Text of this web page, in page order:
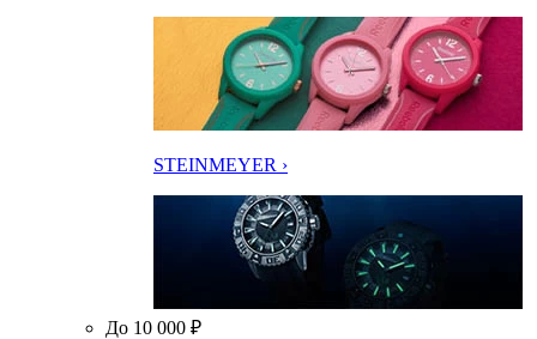
STEINMEYER ›
До 10 000 ₽